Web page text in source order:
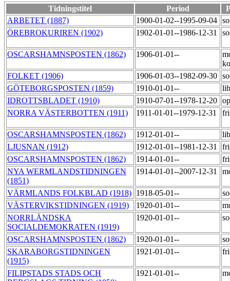
Tidningstitel Period
ARBETET (1887)
1900-01-02--1995-09-04
ÖREBROKURIREN (1902)
1902-01-01--1986-12-31
OSCARSHAMNSPOSTEN (1862) 1906-01-01--
FOLKET (1906)
1906-01-03--1982-09-30
GÖTEBORGSPOSTEN (1859)
1910-01-01--
IDROTTSBLADET (1910)
1910-07-01--1978-12-20
NORRA VÄSTERBOTTEN (1911)
1911-01-01--1979-12-31
OSCARSHAMNSPOSTEN (1862) 1912-01-01--
LJUSNAN (1912)
1912-01-01--1981-12-31
OSCARSHAMNSPOSTEN (1862)
1914-01-01--
NYA WERMLANDSTIDNINGEN
(1851)
1914-01-01--2007-12-31
VÄRMLANDS FOLKBLAD (1918) 1918-05-01--
VÄSTERVIKSTIDNINGEN (1919)
1920-01-01--
NORRLÄNDSKA
SOCIALDEMOKRATEN (1919)
1920-01-01--
OSCARSHAMNSPOSTEN (1862) 1920-01-01--
SKARABORGSTIDNINGEN
(1915)
1921-01-01--
FILIPSTADS STADS OCH
1921-01-01--